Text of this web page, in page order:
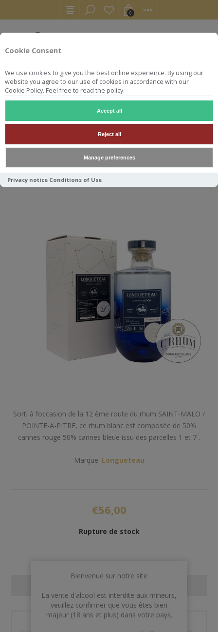
Cookie Consent
We use cookies to give you the best online experience. By using our
website you agree to our use of cookies in accordance with our
Cookie Policy. Feel free to read the policy.
Accept all
Reject all
Manage preferences
Privacy notice Conditions of Use
0
LONGUETEAU
CONSTELLATION 70CL 57.5°
Sorti à l’occasion de la 12 ème route du rhum SAINT-MALO /
POINTE-A-PITRE, ce rhum blanc est composée de 50%
cannes rouge 50% cannes bleue issu des parcelles 1 et 7 .
Marque: Longueteau
€56,00
Rupture de stock
Bienvenue sur notre site
La vente d'alcool est interdite aux mineurs,
veuillez confirmer que vous êtes bien
majeur (18 ans et plus) dans votre pays.